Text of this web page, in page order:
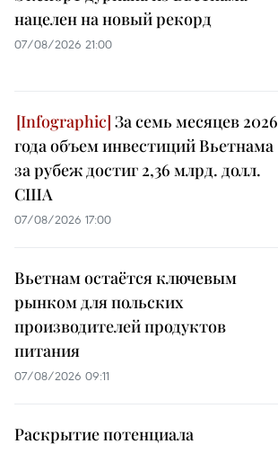
нацелен на новый рекорд
07/08/2026 21:00
За семь месяцев 2026
года объем инвестиций Вьетнама
за рубеж достиг 2,36 млрд. долл.
США
07/08/2026 17:00
Вьетнам остаётся ключевым
рынком для польских
производителей продуктов
питания
07/08/2026 09:11
Раскрытие потенциала